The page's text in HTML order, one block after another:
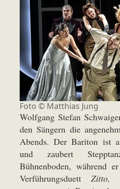
Foto © Matthias Jung
Wolfgang Stefan
den Sängern die
Abends. Der Bariton ist
und zaubert
Bühnenboden, während
VerführungsduettZitto,